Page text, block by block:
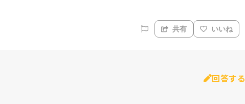
共有 いいね
回答する